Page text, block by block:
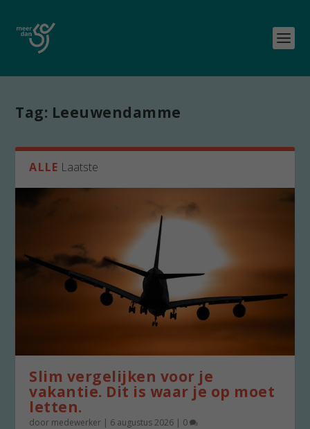
Tag: Leeuwendamme
ALLE Laatste
Slim vergelijken voor je
vakantie. Dit is waar je op moet
letten.
door medewerker | 6 augustus 2026 | 0